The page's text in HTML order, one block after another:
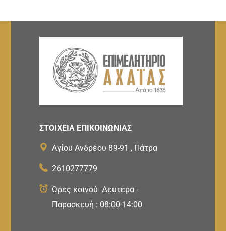
ΣΤΟΙΧΕΙΑ ΕΠΙΚΟΙΝΩΝΙΑΣ
Αγίου Ανδρέου 89-91 , Πάτρα
2610277779
Ώρες κοινού Δευτέρα -
Παρασκευή : 08:00-14:00